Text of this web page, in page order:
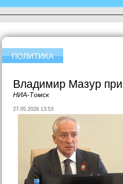
Владимир Мазур
НИА-Томск
27.05.2026 13:53